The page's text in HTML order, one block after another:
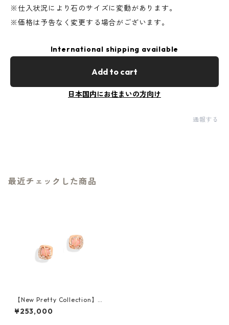
※仕入状況により石のサイズに変動があります。
※価格は予告なく変更する場合がございます。
International shipping available
Add to cart
日本国内にお住まいの方向け
通報する
最近チェックした商品
【New Pretty Collection】K1
8PG Pink Opal Pierced Earri
ngs
¥253,000